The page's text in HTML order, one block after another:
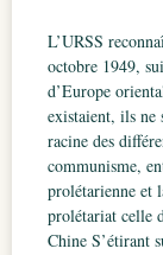
L’URSS
octobre 1949,
d’Europe
existaient, ils ne
racine des
communisme,
prolétarienne et
prolétariat celle
Chine S’étirant